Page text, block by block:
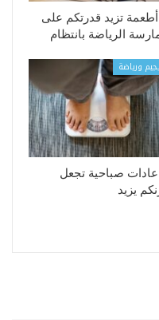
5 أطعمة تزيد قدرتكم على
الرياضة بانتظام
ورياضة
5 عادات صباحية تجعل
يزيد